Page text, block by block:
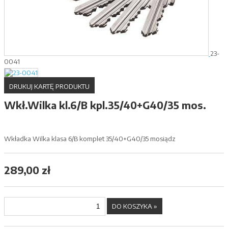
23-
0041
DRUKUJ KARTĘ PRODUKTU
Wkł.Wilka kl.6/B kpl.35/40+G40/35 mos.
Wkładka Wilka klasa 6/B komplet 35/40+G40/35 mosiądz
289,00 zł